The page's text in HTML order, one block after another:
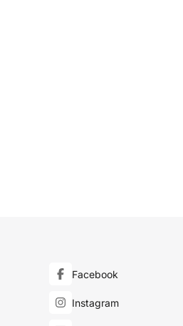
Facebook
Instagram